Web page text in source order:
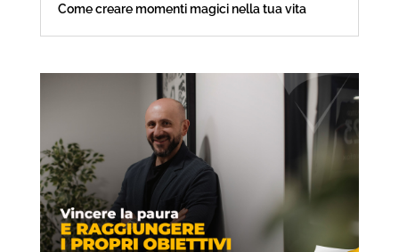
Come creare momenti magici nella tua vita